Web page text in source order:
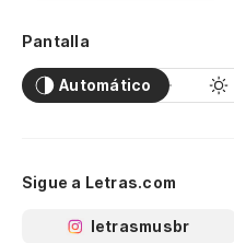
Pantalla
Automático
Sigue a Letras.com
letrasmusbr